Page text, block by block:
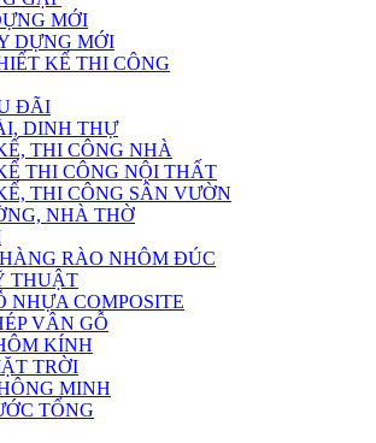
MỚI
DỰNG MỚI
KẾ THI CÔNG
ĐÃI
DINH THỰ
THI CÔNG NHÀ
THI CÔNG NỘI THẤT
THI CÔNG SÂN VƯỜN
NHÀ THỜ
RÀO NHÔM ĐÚC
THUẬT
NHỰA COMPOSITE
VÂN GỖ
KÍNH
TRỜI
MINH
TỔNG